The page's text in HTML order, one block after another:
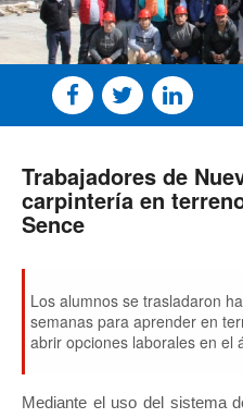
Trabajadores de
carpintería en
Sence
Los alumnos se trasladaron
semanas para aprender en
abrir opciones laborales en el
Mediante el uso del sistema